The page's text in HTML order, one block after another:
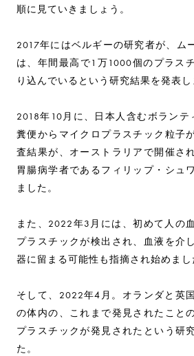
順に見ていきましょう。
2017年にはベルギーの研究者が、ム
は、年間最高で1万1000個のプラス
り込んでいるという研究結果を発表し
2018年10月に、日本人含むボラン
糞便からマイクロプラスチック粒子
査結果が、オーストラリアで開催さ
胃腸病学者であるフィリップ・シュ
ました。
また、2022年3月には、初めて人の
プラスチックが検出され、血液を介
器に留まる可能性も指摘され始めまし
そして、2022年4月。オランダと英
の体内の、これまで発見されたこと
プラスチックが発見されたという研
た。